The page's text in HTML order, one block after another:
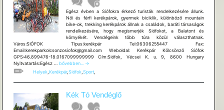
Egész évben a Siófokra érkező turisták rendelkezésére állunk.
Női és férfi kerékpárok, gyermek biciklik, különböző mountain
bike-ok, trekking kerékpárok állnak a családok, baráti társaságok
rendelkezésére, hogy megismerjék Siófokot, a Balatont és
környékét. Vendégeink több túra közül választhatnak.
Város:SIÓFOK Típus:kerékpár Tel:06306255447 Fax:
Email:kerekparkolcsonzosiofok@gmail.com Weboldal: Kerékpár Kölcsönző Siófok
GPS:46.899476-18.0167099999999 Cím:Siófok, Vécsei K. u. 9, 8600 Hungary
Nyitvatartás:Egész … Kerékpár
Kölcsönző
Siófok
bővebben... →
Helyek, Kerékpár,Siófok, Sport,
Kék Tó Vendéglő